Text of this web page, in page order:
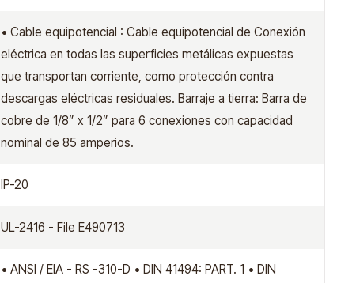
• Cable equipotencial : Cable equipotencial de Conexión
eléctrica en todas las superficies metálicas expuestas
que transportan corriente, como protección contra
descargas eléctricas residuales. Barraje a tierra: Barra de
cobre de 1/8” x 1/2” para 6 conexiones con capacidad
nominal de 85 amperios.
IP-20
UL-2416 - File E490713
• ANSI / EIA - RS -310-D • DIN 41494: PART. 1 • DIN